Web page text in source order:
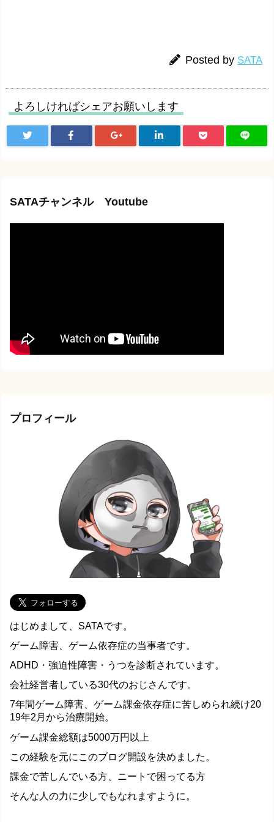
Posted by SATA
よろしければシェアお願いします
SATAチャンネル Youtube
プロフィール
はじめまして、SATAです。
ゲーム障害、ゲーム依存症の当事者です。
ADHD・強迫性障害・うつを診断されています。
会社経営者している30代のおじさんです。
7年間ゲーム障害、ゲーム課金依存症に苦しめられ続け20
19年2月から治療開始。
ゲーム課金総額は5000万円以上
この経験を元にこのブログ開設を決めました。
課金で苦しんでいる方、ニートで困ってる方
そんな人の力に少しでもなれますように。